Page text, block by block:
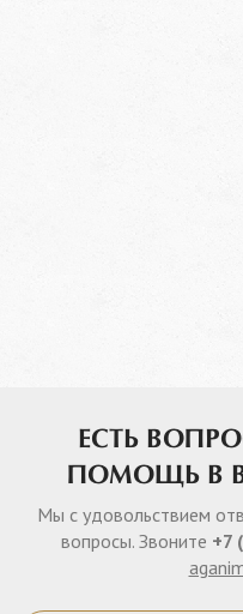
ЕСТЬ
ПОМОЩЬ В
Мы с удовольствием
вопросы. Звоните +7